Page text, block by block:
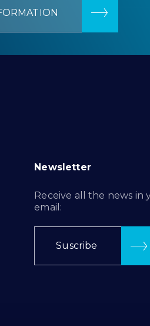
Newsletter
Receive all the news in
email:
Suscribe